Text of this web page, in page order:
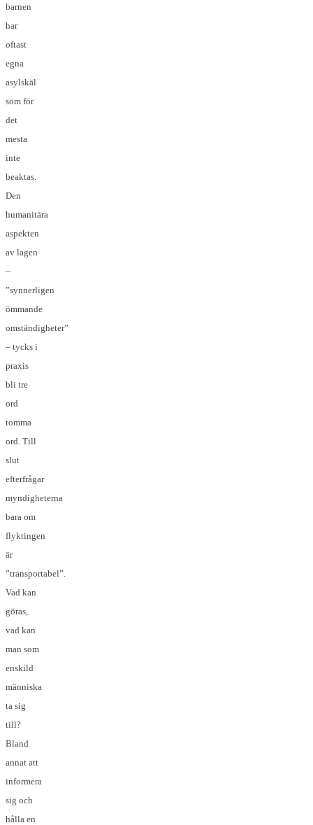
barnen
har
oftast
egna
asylskäl
som för
det
mesta
inte
beaktas.
Den
humanitära
aspekten
av lagen
–
”synnerligen
ömmande
omständigheter”
– tycks i
praxis
bli tre
ord
tomma
ord. Till
slut
efterfrågar
myndigheterna
bara om
flyktingen
är
”transportabel”.
Vad kan
göras,
vad kan
man som
enskild
människa
ta sig
till?
Bland
annat att
informera
sig och
hålla en